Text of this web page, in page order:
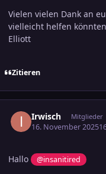
Vielen vielen Dank an
vielleicht helfen
Elliott
Zitieren
Irwisch Mitglieder
16. November 2025
Hallo @insanitired